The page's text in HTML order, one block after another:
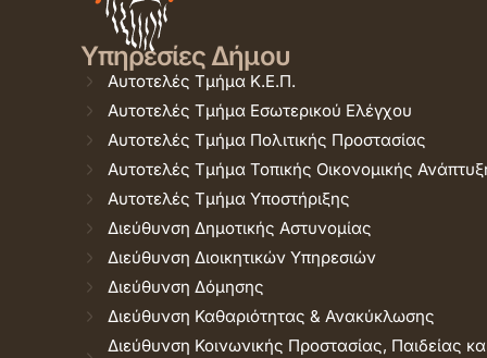
Υπηρεσίες Δήμου
Αυτοτελές Τμήμα Κ.Ε.Π.
Αυτοτελές Τμήμα Εσωτερικού Ελέγχου
Αυτοτελές Τμήμα Πολιτικής Προστασίας
Αυτοτελές Τμήμα Τοπικής Οικονομικής
Αυτοτελές Τμήμα Υποστήριξης
Διεύθυνση Δημοτικής Αστυνομίας
Διεύθυνση Διοικητικών Υπηρεσιών
Διεύθυνση Δόμησης
Διεύθυνση Καθαριότητας & Ανακύκλωσης
Διεύθυνση Κοινωνικής Προστασίας, Παιδείας